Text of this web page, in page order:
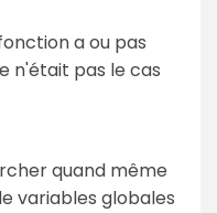
a ou pas
n'était pas le cas
quand même
variables globales